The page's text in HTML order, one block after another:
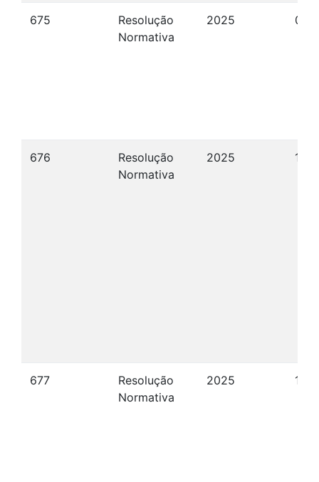
675
Resolução
Normativa
2025 06/
676
Resolução
Normativa
2025 12/
677
Resolução
Normativa
2025 12/